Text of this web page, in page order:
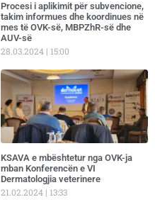
Procesi i aplikimit për subvencione,
takim informues dhe koordinues në
mes të OVK-së, MBPZhR-së dhe
AUV-së
28.03.2024 15:00
KSAVA e mbështetur nga OVK-ja
mban Konferencën e VI
Dermatologjia veterinere
21.02.2024 13:33